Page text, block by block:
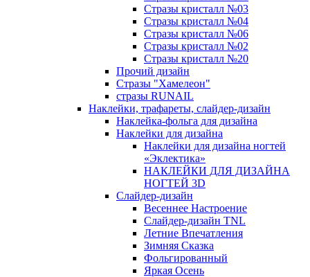
Стразы кристалл №03
Стразы кристалл №04
Стразы кристалл №06
Стразы кристалл №02
Стразы кристалл №20
Прочий дизайн
Стразы "Хамелеон"
стразы RUNAIL
Наклейки, трафареты, слайдер-дизайн
Наклейка-фольга для дизайна
Наклейки для дизайна
Наклейки для дизайна ногтей
«Эклектика»
НАКЛЕЙКИ ДЛЯ ДИЗАЙНА
НОГТЕЙ 3D
Слайдер-дизайн
Весеннее Настроение
Слайдер-дизайн TNL
Летние Впечатления
Зимняя Сказка
Фольгированный
Яркая Осень